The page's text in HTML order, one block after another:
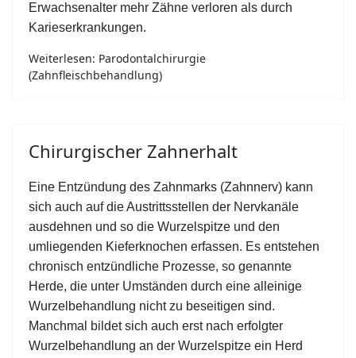
Erwachsenalter mehr Zähne verloren als durch
Karieserkrankungen.
Weiterlesen: Parodontalchirurgie
(Zahnfleischbehandlung)
Chirurgischer Zahnerhalt
Eine Entzündung des Zahnmarks (Zahnnerv) kann
sich auch auf die Austrittsstellen der Nervkanäle
ausdehnen und so die Wurzelspitze und den
umliegenden Kieferknochen erfassen. Es entstehen
chronisch entzündliche Prozesse, so genannte
Herde, die unter Umständen durch eine alleinige
Wurzelbehandlung nicht zu beseitigen sind.
Manchmal bildet sich auch erst nach erfolgter
Wurzelbehandlung an der Wurzelspitze ein Herd